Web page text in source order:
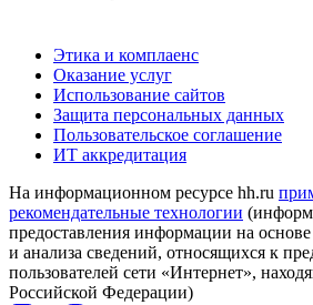
Этика и комплаенс
Оказание услуг
Использование сайтов
Защита персональных данных
Пользовательское соглашение
ИТ аккредитация
На информационном ресурсе hh.ru
рекомендательные технологии
предоставления информации на основе
и анализа сведений, относящихся к
пользователей сети «Интернет»,
Российской Федерации)